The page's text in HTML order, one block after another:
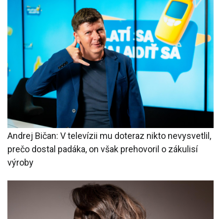
Andrej Bičan: V televízii mu doteraz nikto nevysvetlil,
prečo dostal padáka, on však prehovoril o zákulisí
výroby